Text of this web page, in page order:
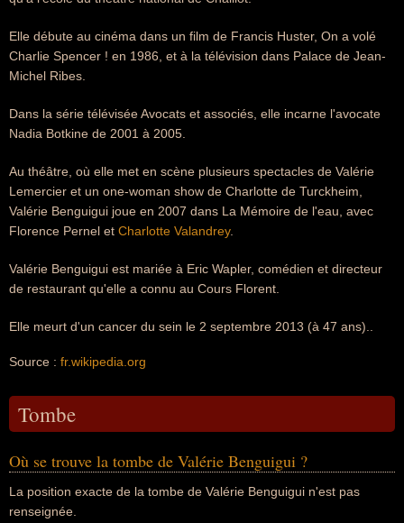
Elle débute au cinéma dans un film de Francis Huster, On a volé
Charlie Spencer ! en 1986, et à la télévision dans Palace de Jean-
Michel Ribes.
Dans la série télévisée Avocats et associés, elle incarne l'avocate
Nadia Botkine de 2001 à 2005.
Au théâtre, où elle met en scène plusieurs spectacles de Valérie
Lemercier et un one-woman show de Charlotte de Turckheim,
Valérie Benguigui joue en 2007 dans La Mémoire de l'eau, avec
Florence Pernel et Charlotte Valandrey.
Valérie Benguigui est mariée à Eric Wapler, comédien et directeur
de restaurant qu'elle a connu au Cours Florent.
Elle meurt d'un cancer du sein le 2 septembre 2013 (à 47 ans)..
Source : fr.wikipedia.org
Tombe
Où se trouve la tombe de Valérie Benguigui ?
La position exacte de la tombe de Valérie Benguigui n'est pas
renseignée.